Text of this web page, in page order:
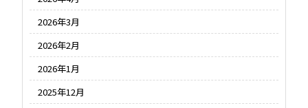
2026年3月
2026年2月
2026年1月
2025年12月